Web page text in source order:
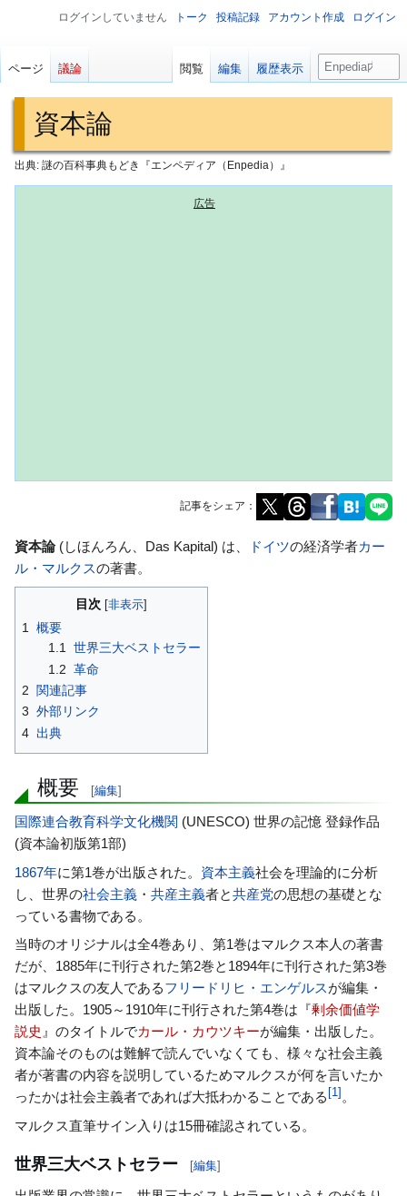
資本論
出典: 謎の百科事典もどき『エンペディア（Enpedia）』
記事をシェア：
ナ
ビ
ゲ
シ
に
移
動
検
索
に
動
資本論(しほんろん、Das Kapital) は、 ドイツの経済学者カー
ル・マルクスの著書。
目次
1
概要
1.1
世界三大ベストセラー
1.2 革命
2
関連記事
3 外部リンク
4 出典
概要 [編集]
国際連合教育科学文化機関 (UNESCO) 世界の記憶 登録作品
(資本論初版第1部)
1867年に第1巻が出版された。 資本主義社会を理論的に分析
し、世界の社会主義 ・ 共産主義者と共産党の思想の基礎とな
っている書物である。
当時のオリジナルは全4巻あり、第1巻はマルクス本人の著書
だが、1885年に刊行された第2巻と1894年に刊行された第3巻
はマルクスの友人であるフリードリヒ・エンゲルスが編集・
出版した。1905～1910年に刊行された第4巻は『剰余価値学
説史 』のタイトルでカール・カウツキーが編集・出版した。
資本論そのものは難解で読んでいなくても、様々な社会主義
者が著書の内容を説明しているためマルクスが何を言いたか
ったかは社会主義者であれば大抵わかることである 1 。
マルクス直筆サイン入りは15冊確認されている。
世界三大ベストセラー [編集]
ログインしていません トーク 投稿記録 アカウント作成 ログイン
ページ 議論 閲覧 編集 履歴表示
検
索